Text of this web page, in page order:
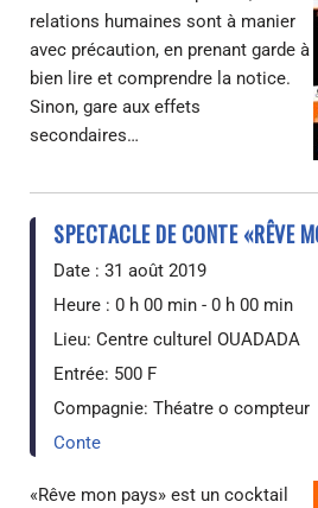
relations humaines sont à manier
avec précaution, en prenant garde à
bien lire et comprendre la notice.
Sinon, gare aux effets
secondaires…
SPECTACLE DE CONTE «RÊVE
Date : 31 août 2019
Heure : 0 h 00 min - 0 h 00 min
Lieu: Centre culturel OUADADA
Entrée: 500 F
Compagnie: Théatre o compteur
Conte
«Rêve mon pays» est un cocktail